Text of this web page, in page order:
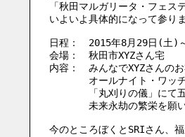
「秋田マルガリータ・フェス
いよいよ具体的になって参りま
日程：　2015年8月29日(土)
会場：　秋田市XYZさん宅
内容：　みんなでXYZさんの
オールナイト・ワッチ
「丸刈りの儀」にて五
未来永劫の繁栄を願い
今のところぼくとSRIさん、